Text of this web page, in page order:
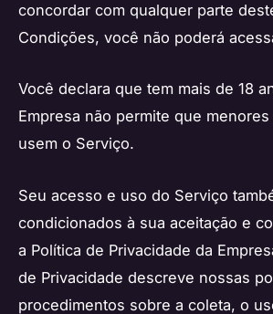
concordar com qualquer parte
Condições, você não poderá
Você declara que tem mais de 18
Empresa não permite que menores
usem o Serviço.
Seu acesso e uso do Serviço
condicionados à sua aceitação e
a Política de Privacidade da
de Privacidade descreve nossas
procedimentos sobre a coleta, o